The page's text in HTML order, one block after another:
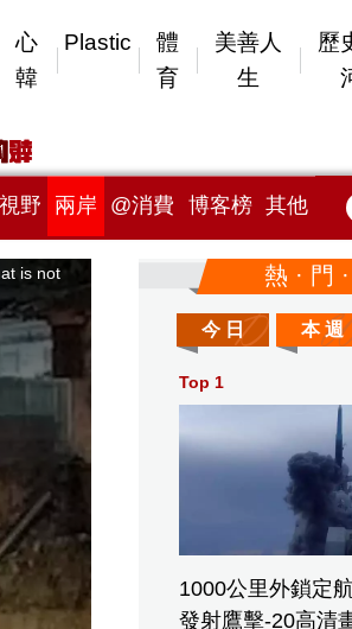
心
韓
Plastic
體
育
美善人
生
歷
野 兩岸 @消費 博客榜 其他
is not
熱 · 門
今 日 本 週
Top 1
1000公里外鎖定
發射鷹擊-20高清